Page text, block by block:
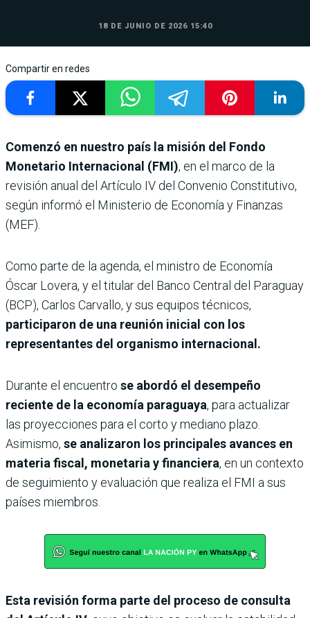
18 DE JUNIO DE 2026 15:40
Compartir en redes
Comenzó en nuestro país la misión del Fondo
Monetario Internacional (FMI), en el marco de la
revisión anual del Artículo IV del Convenio Constitutivo,
según informó el Ministerio de Economía y Finanzas
(MEF).
Como parte de la agenda, el ministro de Economía
Óscar Lovera, y el titular del Banco Central del Paraguay
(BCP), Carlos Carvallo, y sus equipos técnicos,
participaron de una reunión inicial con los
representantes del organismo internacional.
Durante el encuentro se abordó el desempeño
reciente de la economía paraguaya, para actualizar
las proyecciones para el corto y mediano plazo.
Asimismo, se analizaron los principales avances en
materia fiscal, monetaria y financiera, en un contexto
de seguimiento y evaluación que realiza el FMI a sus
países miembros.
Esta revisión forma parte del proceso de consulta